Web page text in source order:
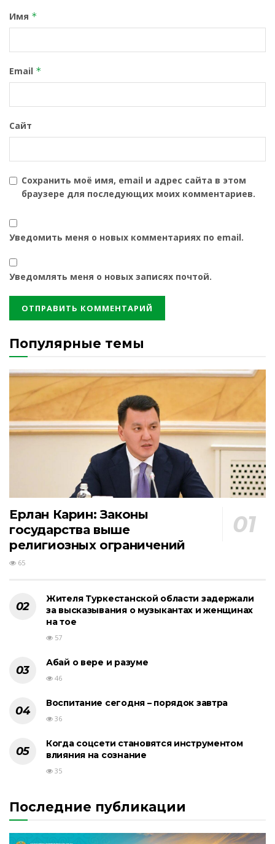
Имя *
Email *
Сайт
Сохранить моё имя, email и адрес сайта в этом
браузере для последующих моих комментариев.
Уведомить меня о новых комментариях по email.
Уведомлять меня о новых записях почтой.
Популярные темы
Ерлан Карин: Законы
государства выше
религиозных ограничений
65
Жителя Туркестанской области задержали
за высказывания о музыкантах и женщинах
на тое
57
Абай о вере и разуме
46
Воспитание сегодня – порядок завтра
36
Когда соцсети становятся инструментом
влияния на сознание
35
Последние публикации